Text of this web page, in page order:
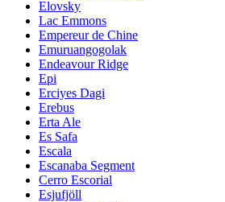
Elovsky
Lac Emmons
Empereur de Chine
Emuruangogolak
Endeavour Ridge
Epi
Erciyes Dagi
Erebus
Erta Ale
Es Safa
Escala
Escanaba Segment
Cerro Escorial
Esjufjöll